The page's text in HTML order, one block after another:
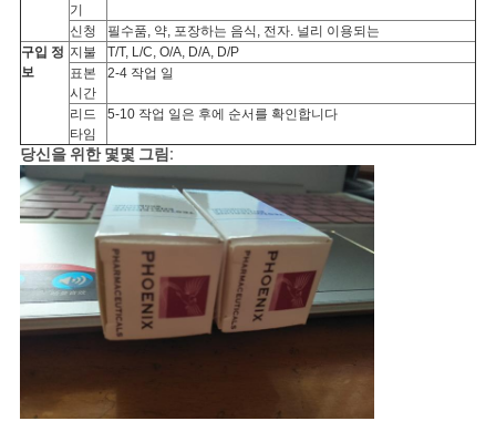
기
신청
필수품, 약, 포장하는 음식, 전자. 널리 이용되는
구입 정
보
지불
T/T, L/C, O/A, D/A, D/P
표본
시간
2-4 작업 일
리드
타임
5-10 작업 일은 후에 순서를 확인합니다
당신을 위한 몇몇 그림: